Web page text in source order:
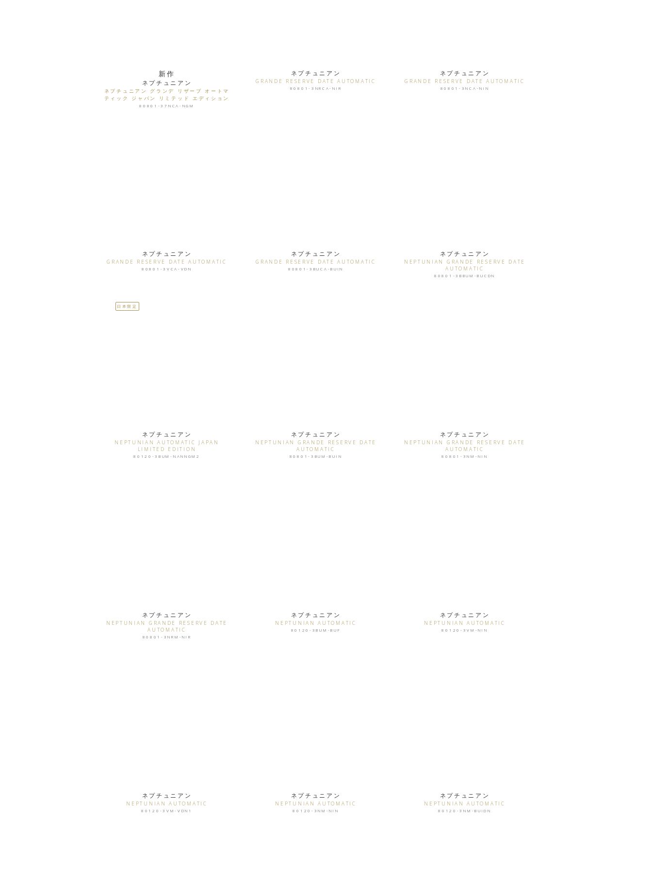
新作
ネプチュニアン
ネプチュニアン グランデ リザーブ オートマ
ティック ジャパン リミテッド エディション
80801-37NCA-NGM
ネプチュニアン
GRANDE RESERVE DATE AUTOMATIC
80801-3NRCA-NIR
ネプチュニアン
GRANDE RESERVE DATE AUTOMATIC
80801-3NCA-NIN
ネプチュニアン
GRANDE RESERVE DATE AUTOMATIC
80801-3VCA-VDN
ネプチュニアン
GRANDE RESERVE DATE AUTOMATIC
80801-3BUCA-BUIN
ネプチュニアン
NEPTUNIAN GRANDE RESERVE DATE
AUTOMATIC
80801-3BBUM-BUCDN
日本限定
ネプチュニアン
NEPTUNIAN AUTOMATIC JAPAN
LIMITED EDITION
80120-3BUM-NANNGM2
ネプチュニアン
NEPTUNIAN GRANDE RESERVE DATE
AUTOMATIC
80801-3BUM-BUIN
ネプチュニアン
NEPTUNIAN GRANDE RESERVE DATE
AUTOMATIC
80801-3NM-NIN
ネプチュニアン
NEPTUNIAN GRANDE RESERVE DATE
AUTOMATIC
80801-3NRM-NIR
ネプチュニアン
NEPTUNIAN AUTOMATIC
80120-3BUM-BUF
ネプチュニアン
NEPTUNIAN AUTOMATIC
80120-3VM-NIN
ネプチュニアン
NEPTUNIAN AUTOMATIC
80120-3VM-VDN1
ネプチュニアン
NEPTUNIAN AUTOMATIC
80120-3NM-NIN
ネプチュニアン
NEPTUNIAN AUTOMATIC
80120-3NM-BUIDN